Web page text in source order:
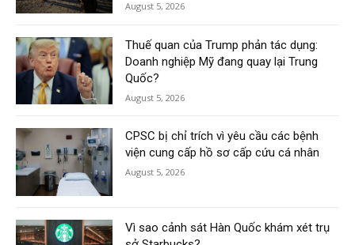
August 5, 2026
Thuế quan của Trump phản tác dụng:
Doanh nghiệp Mỹ đang quay lại Trung
Quốc?
August 5, 2026
CPSC bị chỉ trích vì yêu cầu các bệnh
viện cung cấp hồ sơ cấp cứu cá nhân
August 5, 2026
Vì sao cảnh sát Hàn Quốc khám xét trụ